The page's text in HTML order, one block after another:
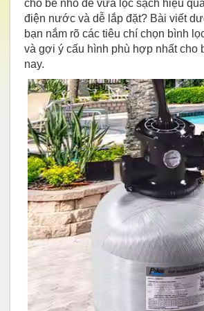
cho bể nhỏ để vừa lọc sạch hiệu
điện nước và dễ lắp đặt? Bài viết
bạn nắm rõ các tiêu chí chọn bình
và gợi ý cấu hình phù hợp nhất cho
nay.